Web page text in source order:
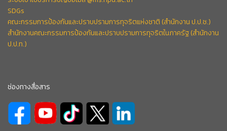
SDGs
คณะกรรมการป้องกันและปราบปรามการทุจริตแห่งชาติ (สำนักงาน ป.ป.ช.)
สำนักงานคณะกรรมการป้องกันและปราบปรามการทุจริตในภาครัฐ (สำนักงาน
ป.ป.ท.)
ช่องทางสื่อสาร